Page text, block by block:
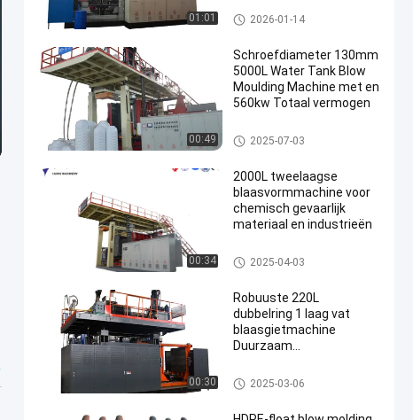
01:01 IBC-blaasgietmachine
2026-01-14
00:49
Schroefdiameter 130mm
5000L Water Tank Blow
Moulding Machine met en
560kw Totaal vermogen
3000-5000l waterreservoir bla
asgietmachine
2025-07-03
00:34
2000L tweelaagse
blaasvormmachine voor
chemisch gevaarlijk
materiaal en industrieën
500-2000L waterreservoir blaa
sgietmachine
2025-04-03
00:30
Robuuste 220L
dubbelring 1 laag vat
blaasgietmachine
Duurzaam
L-ring trommel blaasgietmachi
ne
2025-03-06